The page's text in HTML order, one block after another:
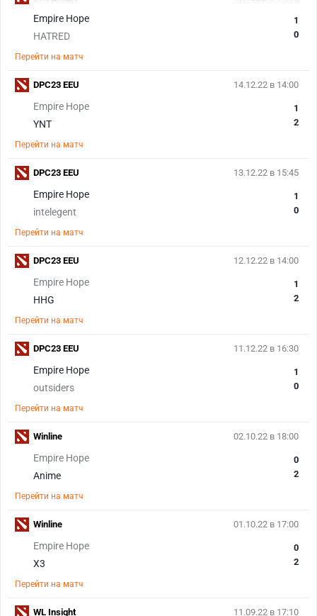
Empire Hope
HATRED
1
0
Перейти на матч
14.12.22 в 14:00
Empire Hope
YNT
1
2
Перейти на матч
DPC23 EEU
13.12.22 в 15:45
Empire Hope
intelegent
1
0
Перейти на матч
DPC23 EEU
12.12.22 в 14:00
Empire Hope
HHG
1
2
Перейти на матч
DPC23 EEU
11.12.22 в 16:30
Empire Hope
outsiders
1
0
Перейти на матч
DPC23 EEU
02.10.22 в 18:00
Empire Hope
Anime
0
2
Перейти на матч
Winline
01.10.22 в 17:00
Empire Hope
X3
0
2
Перейти на матч
Winline
11.09.22 в 17:10
WL Insight